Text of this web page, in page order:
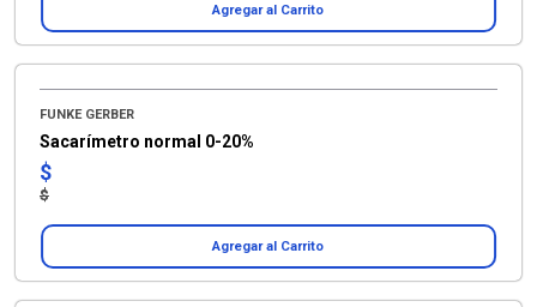
Agregar al Carrito
FUNKE GERBER
Sacarímetro normal 0-20%
$
$
Agregar al Carrito